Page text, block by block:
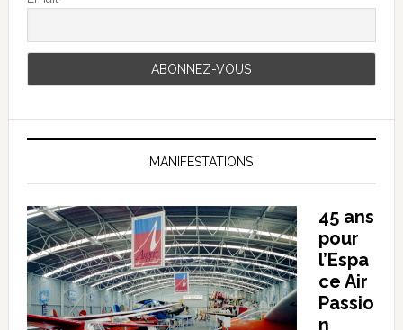
MANIFESTATIONS
45 ans
pour
l’Espa
ce Air
Passio
n